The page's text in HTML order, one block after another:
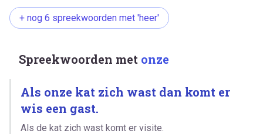
+ nog 6 spreekwoorden met 'heer'
Spreekwoorden met onze
Als onze kat zich wast dan komt er
wis een gast.
Als de kat zich wast komt er visite.